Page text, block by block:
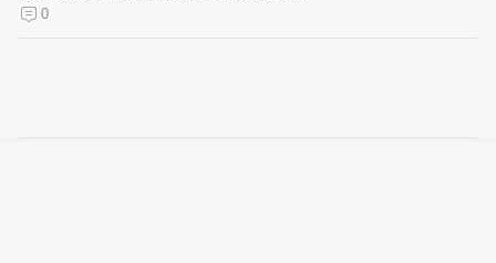
0